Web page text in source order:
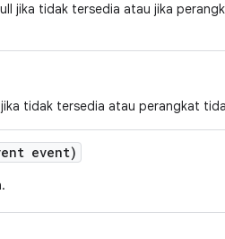
jika tidak tersedia atau jika
tidak tersedia atau perangkat
event)